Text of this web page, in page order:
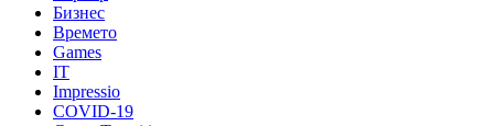
Бизнес
Времето
Games
IT
Impressio
COVID-19